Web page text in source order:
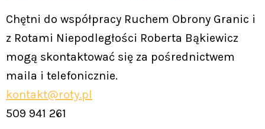
Chętni do współpracy Ruchem Obrony Granic i
z Rotami Niepodległości Roberta Bąkiewicz
mogą skontaktować się za pośrednictwem
maila i telefonicznie.
kontakt@roty.pl
509 941 261